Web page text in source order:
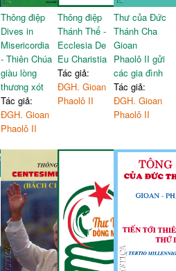
Thông điệp
Dives in
Misericordia
- Thiên Chúa
giàu lòng
thương xót
Tác giả:
ĐGH. Gioan
Phaolô II
Thông điệp
Thánh Thể -
Ecclesia De
Eu Charistia
Tác giả:
ĐGH. Gioan
Phaolô II
Thư của Đức
Thánh Cha
Gioan
Phaolô II gửi
các gia đình
Tác giả:
ĐGH. Gioan
Phaolô II